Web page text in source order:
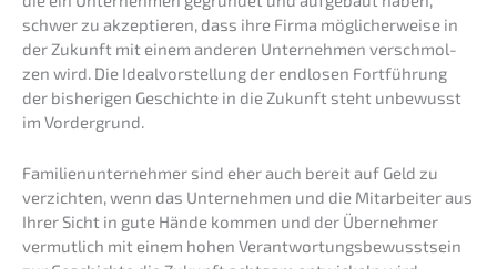
schwer zu akzep­tie­ren, dass ihre Firma mögli­cher­wei­se in
der Zukunft mit einem anderen Unter­neh­men verschmol­
zen wird. Die Ideal­vor­stel­lung der endlo­sen Fortfüh­rung
der bishe­ri­gen Geschich­te in die Zukunft steht unbewusst
im Vordergrund.
Famili­en­un­ter­neh­mer sind eher auch bereit auf Geld zu
verzich­ten, wenn das Unter­neh­men und die Mitar­bei­ter aus
Ihrer Sicht in gute Hände kommen und der Überneh­mer
vermut­lich mit einem hohen Verant­wor­tungs­be­wusst­sein